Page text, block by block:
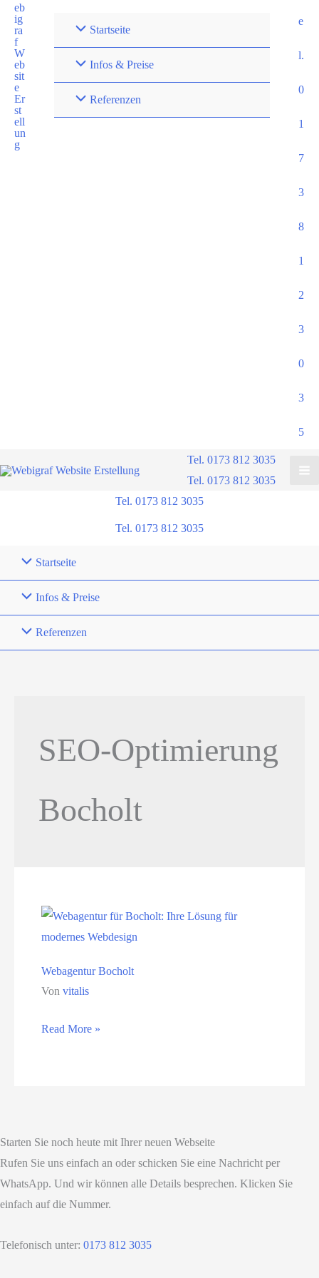
Startseite
Infos & Preise
Referenzen
e
l.
0
1
7
3
8
1
2
3
0
3
5
Tel. 0173 812 3035
Tel. 0173 812 3035
Tel. 0173 812 3035
Tel. 0173 812 3035
Startseite
Infos & Preise
Referenzen
SEO-Optimierung
Bocholt
Webagentur Bocholt
Vonvitalis
Webagentur
Read More »
Starten Sie noch heute mit Ihrer neuen Webseite
Rufen Sie uns einfach an oder schicken Sie eine Nachricht per
WhatsApp. Und wir können alle Details besprechen. Klicken Sie
einfach auf die Nummer.
Telefonisch unter: 0173 812 3035